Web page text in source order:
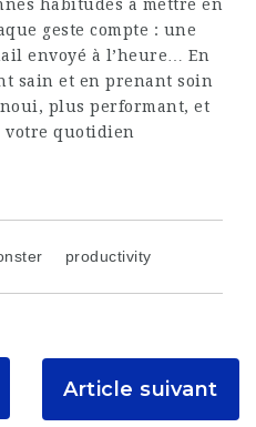
habitudes à mettre en
geste compte : une
envoyé à l’heure… En
sain et en prenant soin
plus performant, et
quotidien
productivity
Article suivant